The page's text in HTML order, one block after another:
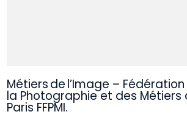
Métiers de l’Image –
la Photographie et des Métiers
Paris FFPMI.